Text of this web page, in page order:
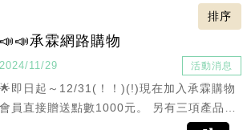
排序
📣📣承霖網路購物
2024/11/29 活動消息
🌟即日起～12/31(！！)(!)現在加入承霖購物
會員直接贈送點數1000元。 另有三項產品買
二送一：欣達思康B錠、恩順益生菌、喜樂明